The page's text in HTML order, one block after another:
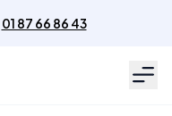
01 87 66 86 43